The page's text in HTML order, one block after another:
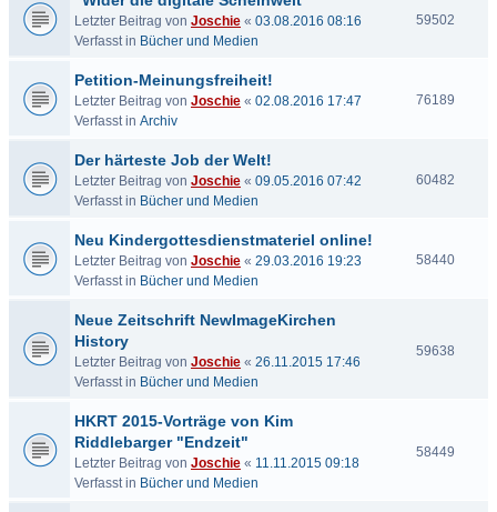
Letzter Beitrag von Joschie « 03.08.2016 08:16
Verfasst in Bücher und Medien
59502
Petition-Meinungsfreiheit!
Letzter Beitrag von Joschie « 02.08.2016 17:47
Verfasst in Archiv
76189
Der härteste Job der Welt!
Letzter Beitrag von Joschie « 09.05.2016 07:42
Verfasst in Bücher und Medien
60482
Neu Kindergottesdienstmateriel online!
Letzter Beitrag von Joschie « 29.03.2016 19:23
Verfasst in Bücher und Medien
58440
Neue Zeitschrift NewImageKirchen
History
Letzter Beitrag von Joschie « 26.11.2015 17:46
Verfasst in Bücher und Medien
59638
HKRT 2015-Vorträge von Kim
Riddlebarger "Endzeit"
Letzter Beitrag von Joschie « 11.11.2015 09:18
Verfasst in Bücher und Medien
58449